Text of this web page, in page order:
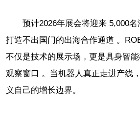
预计2026年展会将迎来 5,000
打造不出国门的出海合作通道 。
不仅是技术的展示场，更是具身智
观察窗口 。当机器人真正走进产线
义自己的增长边界。